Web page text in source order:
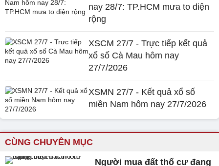
nay 28/7: TP.HCM mưa to diện
rộng
XSCM 27/7 - Trực tiếp kết quả
xổ số Cà Mau hôm nay
27/7/2026
XSMN 27/7 - Kết quả xổ số
miền Nam hôm nay 27/7/2026
CÙNG CHUYÊN MỤC
Người mua đất thổ cư đang